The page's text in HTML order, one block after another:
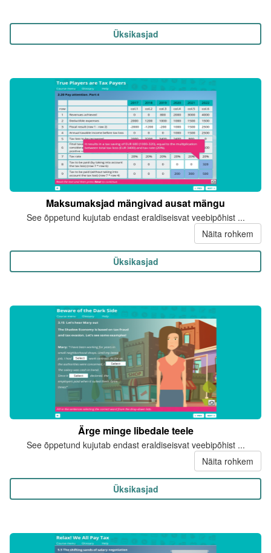
Üksikasjad
Maksumaksjad mängivad ausat mängu
See õppetund kujutab endast eraldiseisvat veebipõhist ...
Näita rohkem
Üksikasjad
Ärge minge libedale teele
See õppetund kujutab endast eraldiseisvat veebipõhist ...
Näita rohkem
Üksikasjad